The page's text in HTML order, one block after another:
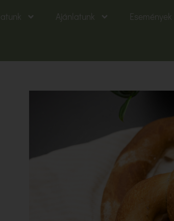
Ajánlatunk Események